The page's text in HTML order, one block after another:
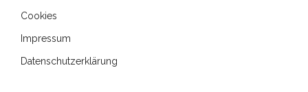
Cookies
Impressum
Datenschutzerklärung